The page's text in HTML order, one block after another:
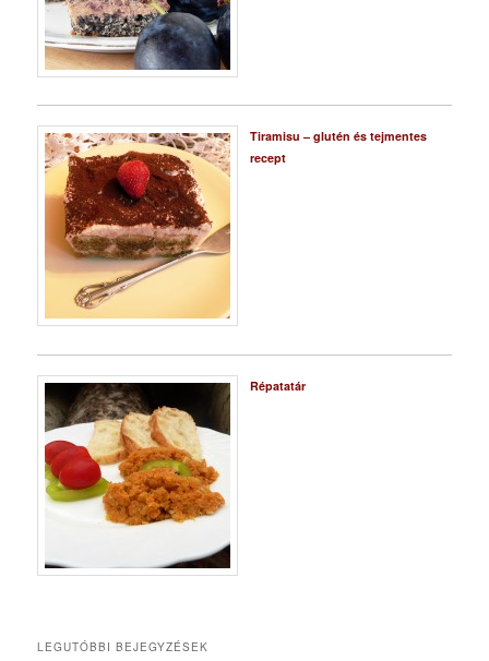
Tiramisu – glutén és tejmentes
recept
Répatatár
LEGUTÓBBI BEJEGYZÉSEK